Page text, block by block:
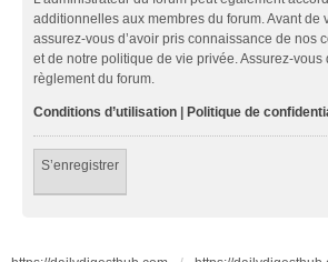
additionnelles aux membres du forum. Avant de
assurez-vous d’avoir pris connaissance de nos
et de notre politique de vie privée. Assurez-vous
règlement du forum.
Conditions d’utilisation Politique de
S’enregistrer